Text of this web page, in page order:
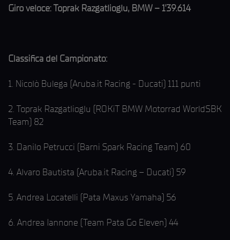
Giro veloce: Toprak Razgatlioglu, BMW – 1'39.614
Classifica del Campionato:
1. Nicolò Bulega (Aruba.it Racing - Ducati) 111 punti
2. Toprak Razgatlioglu (ROKiT BMW Motorrad WorldSBK
Team) 82
3. Danilo Petrucci (Barni Spark Racing Team) 60
4. Alvaro Bautista (Aruba.it Racing – Ducati) 59
5. Andrea Locatelli (Pata Maxus Yamaha) 56
6. Andrea Iannone (Team Pata Go Eleven) 44